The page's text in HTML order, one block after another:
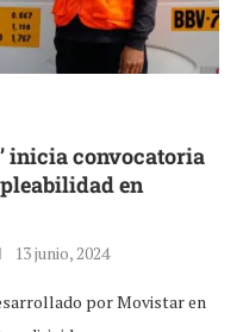
inicia convocatoria
en
13 junio, 2024
por Movistar en